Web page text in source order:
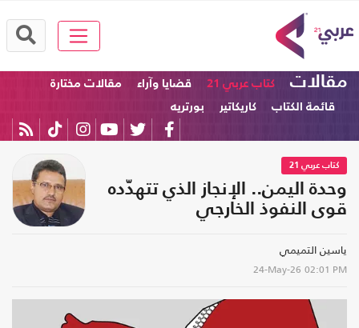
مقالات كتاب عربي 21 قضايا وآراء
مقالات مختارة
قائمة الكتاب
كاريكاتير بورتريه
كتاب عربي 21
وحدة اليمن.. الإنجاز الذي تتهدّده
قوى النفوذ الخارجي
ياسين التميمي
24-May-26 02:01 PM